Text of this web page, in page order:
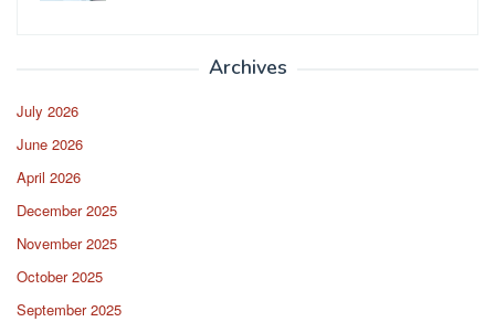
Archives
July 2026
June 2026
April 2026
December 2025
November 2025
October 2025
September 2025